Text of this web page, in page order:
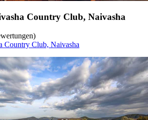
Country Club, Naivasha
Country Club, Naivasha